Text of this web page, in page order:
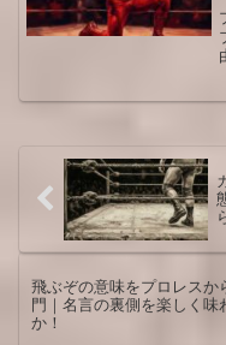
飛ぶぞの意味をプロレスか
門｜名言の裏側を楽しく味
か！